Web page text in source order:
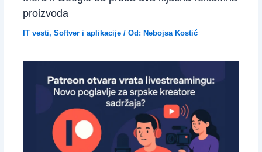
proizvoda
IT vesti, Softver i aplikacije/ Od: Nebojsa Kostić